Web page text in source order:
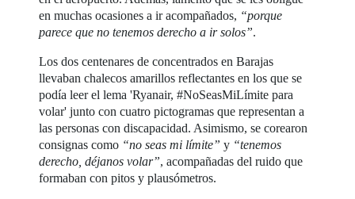
en muchas ocasiones a ir acompañados, “porque
parece que no tenemos derecho a ir solos”.
Los dos centenares de concentrados en Barajas
llevaban chalecos amarillos reflectantes en los que se
podía leer el lema 'Ryanair, #NoSeasMiLímite para
volar' junto con cuatro pictogramas que representan a
las personas con discapacidad. Asimismo, se corearon
consignas como “no seas mi límite” y “tenemos
derecho, déjanos volar”, acompañadas del ruido que
formaban con pitos y plausómetros.